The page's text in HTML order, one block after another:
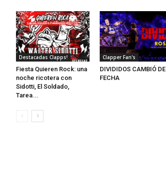
Destacadas Clapps!
Fiesta Quieren Rock: una
noche ricotera con
Sidotti, El Soldado,
Tarea...
Clapper Fan's
DIVIDIDOS CAMBIÓ DE
FECHA